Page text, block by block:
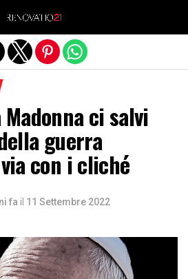
ci salvi
guerra
con i cliché
fa il 11 Settembre 2022
mobile version